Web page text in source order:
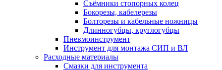
Съёмники стопорных колец
Бокорезы, кабелерезы
Болторезы и кабельные ножницы
Длинногубцы, круглогубцы
Пневмоинструмент
Инструмент для монтажа СИП и ВЛ
Расходные материалы
Смазки для инструмента